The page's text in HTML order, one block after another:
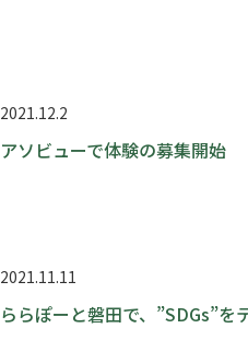
2021.12.2
アソビューで体験の募集開始
2021.11.11
ららぽーと磐田で、”SDGs”を